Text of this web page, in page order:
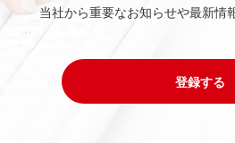
当社から重要なお知らせや最新情
登録する